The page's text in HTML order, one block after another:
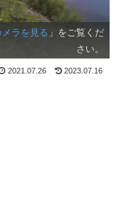
ラを見る 」をご覧くだ
さい。
2021.07.26 2023.07.16